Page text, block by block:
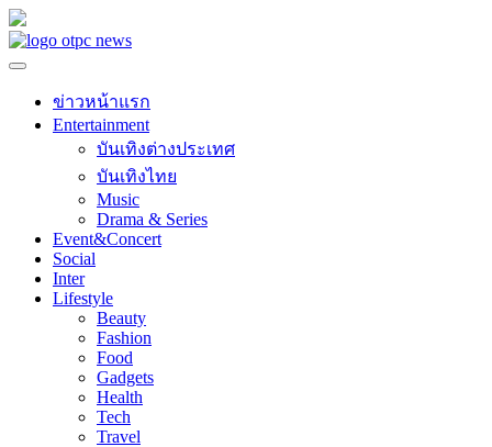
Skip
to
ข่าวหน้าแรก
Entertainment
บันเทิงต่างประเทศ
บันเทิงไทย
Music
Drama & Series
Event&Concert
Social
Inter
Lifestyle
Beauty
Fashion
Food
Gadgets
Health
Tech
Travel